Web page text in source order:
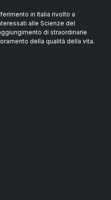
in Italia rivolto a
alle Scienze del
di straordinarie
della qualità della vita.